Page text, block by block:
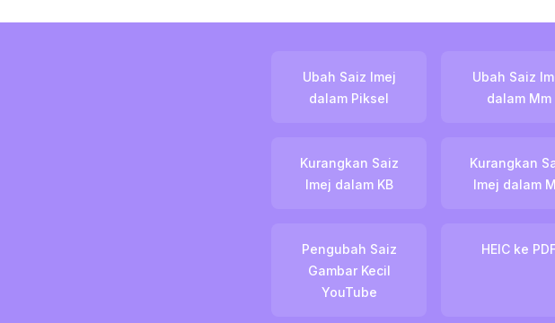
Ubah Saiz Imej
dalam Piksel
Ubah Saiz
dalam Mm
Kurangkan Saiz
Imej dalam KB
Kurangkan
Imej dalam
Pengubah Saiz
Gambar Kecil
YouTube
HEIC ke